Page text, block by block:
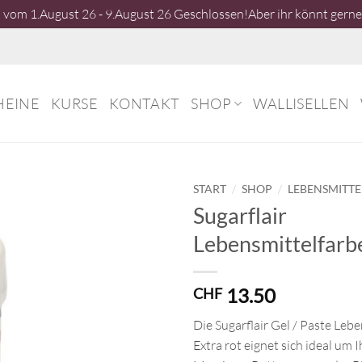
1.August 26 - 9.August 26 Geschlossen!Aber ihr könnt
KURSE KONTAKT SHOP WALLISELLEN
START / SHOP /
Sugarflair
CHF13.50
Die Sugarflair Gel / Paste
Extra rot eignet sich ideal um